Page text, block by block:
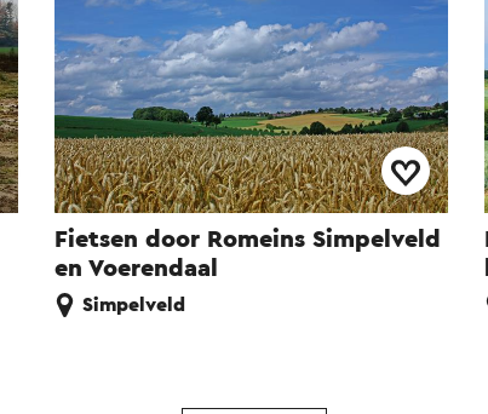
Fietsen door Romeins Simpelveld
en Voerendaal
Simpelveld